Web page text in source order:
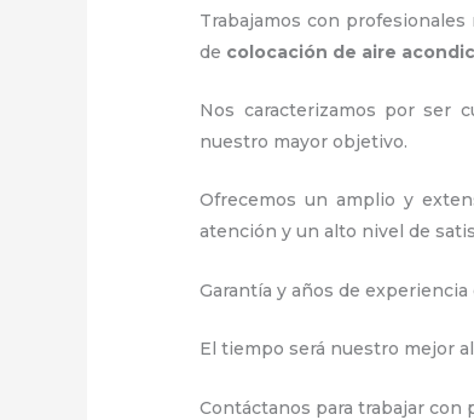
Trabajamos con
de colocación de aire
Nos caracterizamos por ser
nuestro mayor objetivo.
Ofrecemos un amplio y
atención y un alto nivel de
Garantía y años de
El tiempo será nuestro mejor
Contáctanos para trabajar con